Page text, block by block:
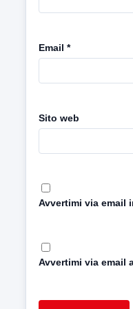
Email *
Sito web
Avvertimi via email
Avvertimi via email